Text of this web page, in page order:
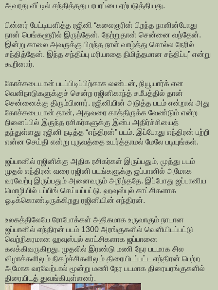
அவரது வீட்டில் சந்தித்தது பரபரப்பை ஏற்படுத்தியது.
பின்னர் பேட்டியளித்த ரஜினி “கலைஞரின் பிறந்த நாளின்போது
நான் பெங்களூரில் இருந்தேன். நேற்றுதான் சென்னை வந்தேன்.
இன்று காலை அவருக்கு பிறந்த நாள் வாழ்த்து சொல்ல நேரில்
சந்தித்தேன். இந்த சந்திப்பு மரியாதை நிமித்தமான சந்திப்பு” என்று
கூறினார்.
கோச்சடையான் படப்பிடிப்பிற்காக லண்டன், நியூயார்க் என
வெளிநாடுகளுக்குச் சென்ற ரஜினிகாந்த் சமீபத்தில் தான்
சென்னைக்கு திரும்பினார். ரஜினியின் அடுத்த படம் என்றால் அது
கோச்சடையான் தான், அதுவரை காத்திருக்க வேண்டும் என்ற
நினைப்பில் இருந்த ரசிகர்களுக்கு இன்ப அதிர்ச்சியைத்
தந்துள்ளது ரஜினி நடித்த “எந்திரன்” படம். இப்போது எந்திரன் பற்றி
என்ன செய்தி என்று புருவத்தை உயர்த்தாமல் மேலே படியுங்கள்.
ஜப்பானில் ரஜினிக்கு அதிக ரசிகர்கள் இருப்பதும், முத்து படம்
முதல் எந்திரன் வரை ரஜினி படங்களுக்கு ஜப்பானில் அமோக
வரவேற்பு இருப்பதும் அனைவரும் அறிந்ததே. இப்போது ஜப்பானிய
மொழியில் டப்பிங் செய்யப்பட்டு, ஹவுஸ்புல் காட்சிகளாக
ஓடிக்கொண்டிருக்கிறது ரஜினியின் எந்திரன்.
உலகத்திலேயே ரோபோக்கள் அதிகமாக உருவாகும் நாடான
ஜப்பானில் எந்திரன் படம் 1300 அரங்குகளில் வெளியிடப்பட்டு
வெற்றிகரமான ஹவுஸ்புல் காட்சிகளாக ஜப்பானை
கலக்கிவருகிறது. முதலில் இரண்டு மணி நேர படமாக சில
விழாக்களிலும் நிகழ்ச்சிகளிலும் திரையிடப்பட்ட எந்திரன் பெற்ற
அமோக வரவேற்பால் மூன்று மணி நேர படமாக திரையரங்குகளில்
திரையிடத் துவங்கியுள்ளனர்.